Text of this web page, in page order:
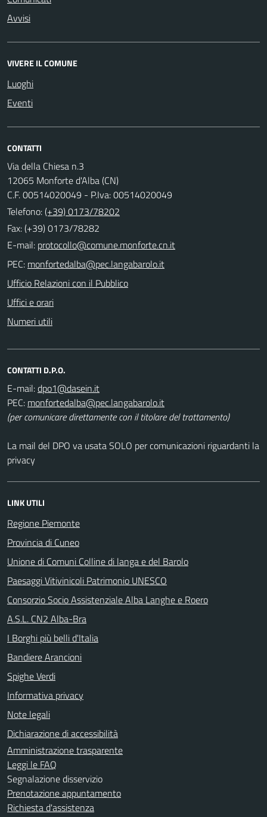
Avvisi
VIVERE IL COMUNE
Luoghi
Eventi
CONTATTI
Via della Chiesa n.3
12065 Monforte d'Alba (CN)
C.F. 00514020049 - P.Iva: 00514020049
Telefono:(+39) 0173/78202
Fax: (+39) 0173/78282
E-mail:
PEC:
Ufficio Relazioni con il Pubblico
Uffici e orari
Numeri utili
CONTATTI D.P.O.
E-mail:
PEC:
(per comunicare direttamente con il titolare del trattamento)
La mail del DPO va usata SOLO per comunicazioni riguardanti la
privacy
LINK UTILI
Regione Piemonte
Provincia di Cuneo
Unione di Comuni Colline di langa e del Barolo
Paesaggi Vitivinicoli Patrimonio UNESCO
Consorzio Socio Assistenziale Alba Langhe e Roero
A.S.L. CN2 Alba-Bra
I Borghi più belli d'Italia
Bandiere Arancioni
Spighe Verdi
Informativa privacy
Note legali
Dichiarazione di accessibilità
Amministrazione trasparente
Leggi le FAQ
Segnalazione disservizio
Prenotazione appuntamento
Richiesta d'assistenza